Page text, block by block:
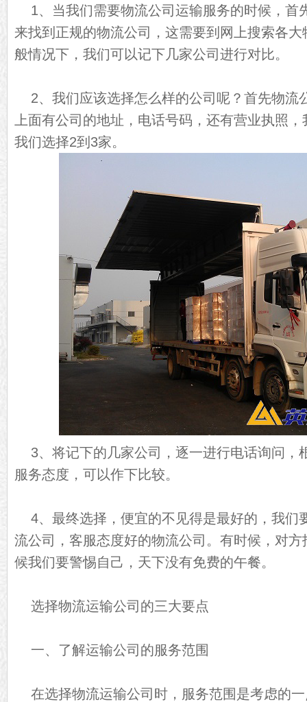
1、当我们需要物流公司运输服务的时候，首
来找到正规的物流公司，这需要到网上搜索各
般情况下，我们可以记下几家公司进行对比。
2、我们应该选择怎么样的公司呢？首先物流
上面有公司的地址，电话号码，还有营业执照
我们选择2到3家。
3、将记下的几家公司，逐一进行电话询问，
服务态度，可以作下比较。
4、最终选择，便宜的不见得是最好的，我们
流公司，客服态度好的物流公司。有时候，对
候我们要警惕自己，天下没有免费的午餐。
选择物流运输公司的三大要点
一、了解运输公司的服务范围
在选择物流运输公司时，服务范围是考虑的